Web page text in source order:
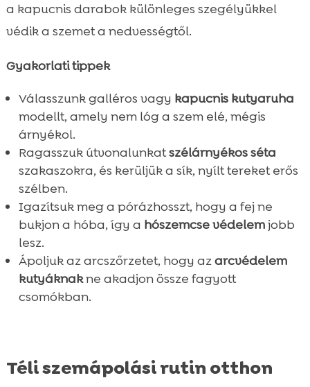
a kapucnis darabok különleges szegélyükkel
védik a szemet a nedvességtől.
Gyakorlati tippek
Válasszunk galléros vagy kapucnis kutyaruha
modellt, amely nem lóg a szem elé, mégis
árnyékol.
Ragasszuk útvonalunkatszélárnyékos séta
szakaszokra, és kerüljük a sík, nyílt tereket erős
szélben.
Igazítsuk meg a pórázhosszt, hogy a fej ne
bukjon a hóba, így a hószemcse védelemjobb
lesz.
Ápoljuk az arcszőrzetet, hogy azarcvédelem
kutyáknakne akadjon össze fagyott
csomókban.
Téli szemápolási rutin otthon